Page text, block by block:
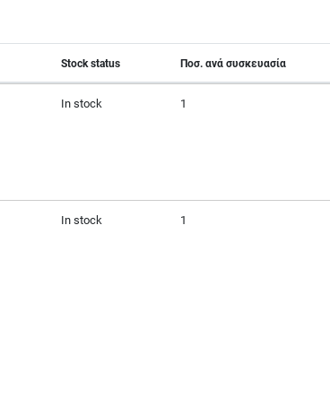
Stock status Ποσ. ανά συσκευασία
In stock 1
In stock 1